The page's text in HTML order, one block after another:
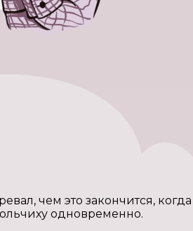
чем это закончится, когда
одновременно.